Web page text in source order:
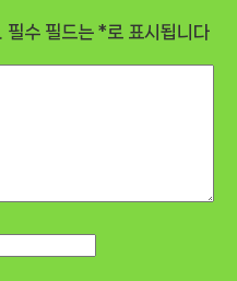
필수 필드는 *로 표시됩니다